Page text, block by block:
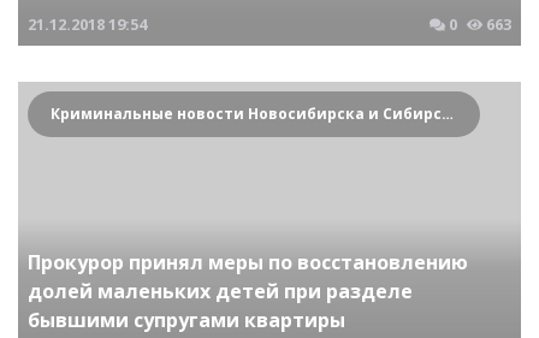
21.12.201819:54 0 663
Криминальные новости Новосибирска и Сибирского региона
Прокурор принял меры по восстановлению
долей маленьких детей при разделе
бывшими супругами квартиры